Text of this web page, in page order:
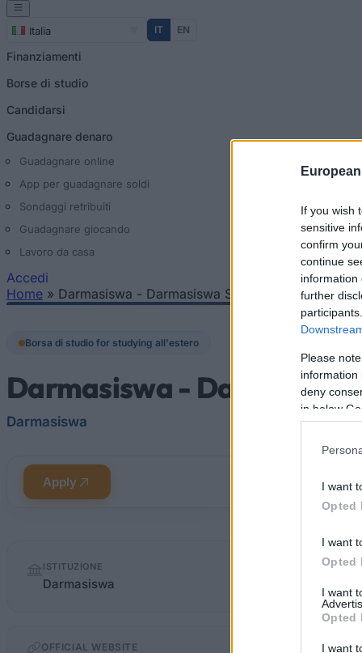
If you wish
sensitive
confirm
continue
information
further
Please
information
deny
in below
I want
Opted
I want
Opted
I want
Opted
I want
Italia IT EN
Finanziamenti
Borse di studio
Candidarsi
Guadagnare denaro
Guadagnare online
App per guadagnare soldi
Sondaggi retribuiti
Guadagnare giocando
Lavoro da casa
Accedi
Home » Darmasiswa - Darmasiswa Scholarships
Borsa di studio for studying all'estero
Darmasiswa -
Darmasiswa
Apply
factsISTITUZIONE
Darmasiswa
OFFICIAL WEBSITE